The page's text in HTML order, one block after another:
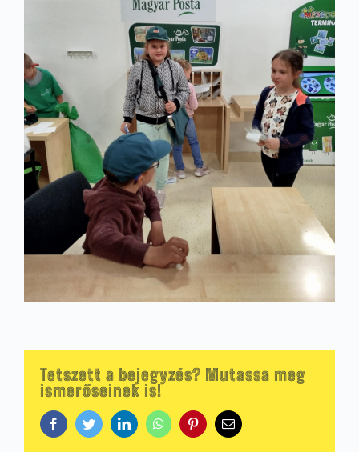
Tetszett a bejegyzés? Mutassa meg
ismerőseinek is!
FacebookTwitterLinkedInWhatsAppPinterestEmail: